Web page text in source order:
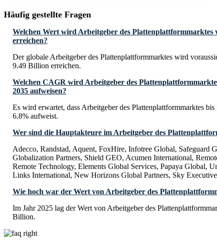
Häufig gestellte Fragen
Welchen Wert wird Arbeitgeber des Plattenplattformmarktes
erreichen?
Der globale Arbeitgeber des Plattenplattformmarktes wird
9.49 Billion erreichen.
Welchen CAGR wird Arbeitgeber des
2035 aufweisen?
Es wird erwartet, dass Arbeitgeber des Plattenplattformmarktes
6.8% aufweist.
Wer sind die Hauptakteure im Arbeitgeber des
Adecco, Randstad, Aquent, FoxHire, Infotree Global, Safeguard
Globalization Partners, Shield GEO, Acumen International,
Remote Technology, Elements Global Services, Papaya Global,
Links International, New Horizons Global Partners, Sky Executive
Wie hoch war der Wert von Arbeitgeber des
Im Jahr 2025 lag der Wert von Arbeitgeber des
Billion.